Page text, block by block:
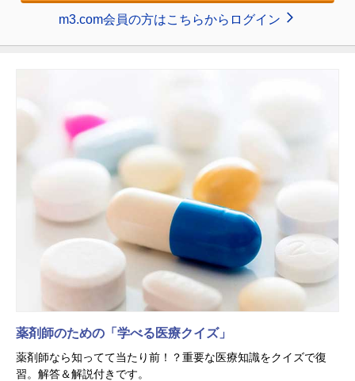
m3.com会員の方はこちらからログイン
薬剤師のための「学べる医療クイズ」
薬剤師なら知ってて当たり前！？重要な医療知識をクイズで復
習。解答＆解説付きです。